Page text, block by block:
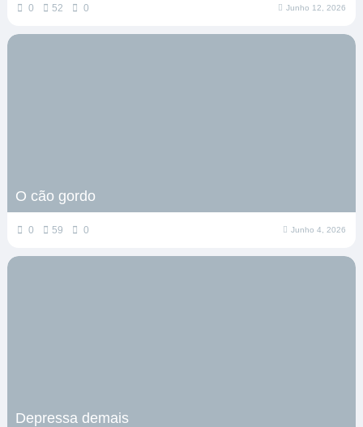
0 52 0 Junho 12, 2026
O cão gordo
0 59 0 Junho 4, 2026
Depressa demais